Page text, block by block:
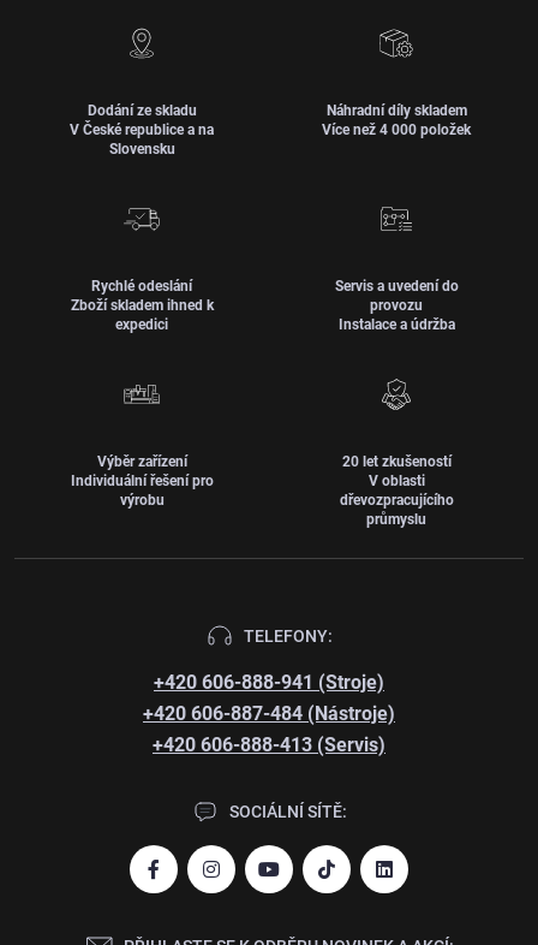
Dodání ze skladu
V České republice a na
Slovensku
Náhradní díly skladem
Více než 4 000 položek
Rychlé odeslání
Zboží skladem ihned k
expedici
Servis a uvedení do
provozu
Instalace a údržba
Výběr zařízení
Individuální řešení pro
výrobu
20 let zkušeností
V oblasti
dřevozpracujícího
průmyslu
TELEFONY:
+420 606-888-941 (Stroje)
+420 606-887-484 (Nástroje)
+420 606-888-413 (Servis)
SOCIÁLNÍ SÍTĚ: